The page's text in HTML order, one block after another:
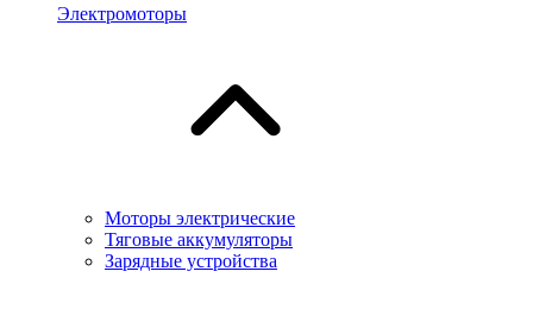
Электромоторы
Моторы электрические
Тяговые аккумуляторы
Зарядные устройства